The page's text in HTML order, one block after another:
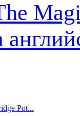
Pot...